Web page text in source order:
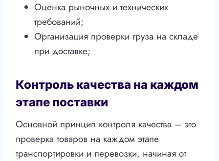
Оценка рыночных и технических
требований;
Организация проверки груза на складе
при доставке;
Контроль качества на каждом
этапе поставки
Основной принцип контроля качества – это
проверка товаров на каждом этапе
транспортировки и перевозки, начиная от